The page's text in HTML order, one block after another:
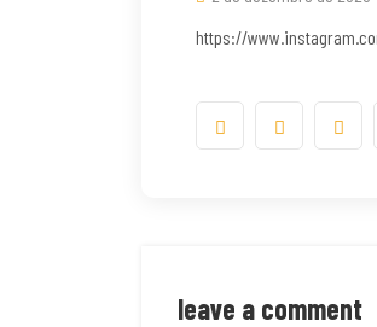
https://
leave a comment